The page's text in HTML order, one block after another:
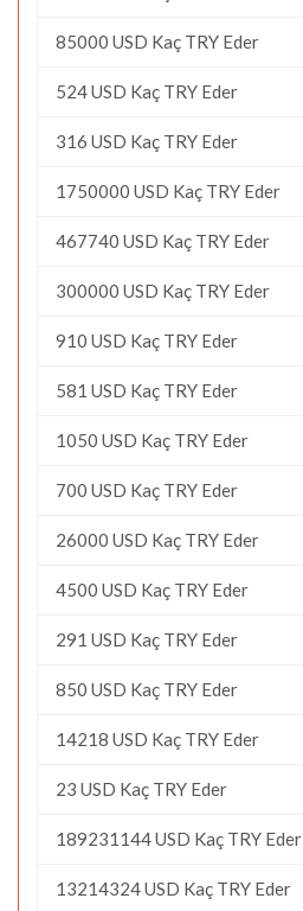
85000 USD Kaç TRY Eder
524 USD Kaç TRY Eder
316 USD Kaç TRY Eder
1750000 USD Kaç TRY Eder
467740 USD Kaç TRY Eder
300000 USD Kaç TRY Eder
910 USD Kaç TRY Eder
581 USD Kaç TRY Eder
1050 USD Kaç TRY Eder
700 USD Kaç TRY Eder
26000 USD Kaç TRY Eder
4500 USD Kaç TRY Eder
291 USD Kaç TRY Eder
850 USD Kaç TRY Eder
14218 USD Kaç TRY Eder
23 USD Kaç TRY Eder
189231144 USD Kaç TRY Eder
13214324 USD Kaç TRY Eder